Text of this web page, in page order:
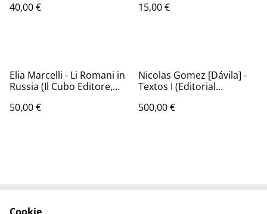
1977)
40,00 € 15,00 €
Elia Marcelli - Li Romani in
Russia (Il Cubo Editore,
50,00 €
Nicolas Gomez [Dávila] -
Textos I (Editorial
1a ed.)
500,00 €